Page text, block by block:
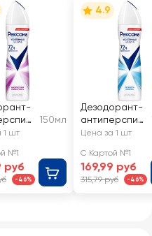
150мл
1 шт
№1
руб
-46%
4.9
Дезодорант-
антиперспир
ант спрей
РЕКСОНА
Легкость
хлопка
Цена за 1 шт
С Картой №1
169,99 руб
315,79 руб -46%